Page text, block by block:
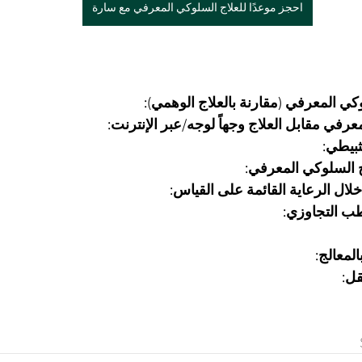
احجز موعدًا للعلاج السلوكي المعرفي مع سارة
المعرفي (مقارنة بالعلاج الوهمي):
مقابل العلاج وجهاً لوجه/عبر الإنترنت:
السلوكي المعرفي:
الرعاية القائمة على القياس:
التجاوزي: